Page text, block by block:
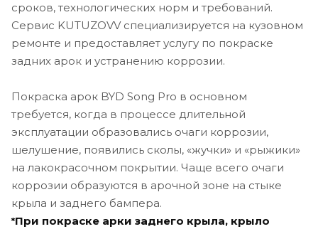
сроков, технологических норм и требований.
Сервис KUTUZOVV специализируется на кузовном
ремонте и предоставляет услугу по покраске
задних арок и устранению коррозии.
Покраска арок BYD Song Pro в основном
требуется, когда в процессе длительной
эксплуатации образовались очаги коррозии,
шелушение, появились сколы, «жучки» и «рыжики»
на лакокрасочном покрытии. Чаще всего очаги
коррозии образуются в арочной зоне на стыке
крыла и заднего бампера.
*При покраске арки заднего крыла, крыло